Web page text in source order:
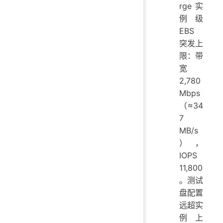
rge 实
例级
EBS
突发上
限：带
宽
2,780
Mbps
（≈34
7
MB/s
），
IOPS
11,800
。测试
盘配置
远超实
例上